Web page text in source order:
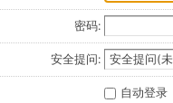
密码:
安全提问:
自动登录